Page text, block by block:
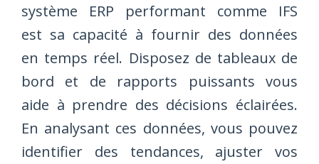
système ERP performant comme IFS
est sa capacité à fournir des données
en temps réel. Disposez de tableaux de
bord et de rapports puissants vous
aide à prendre des décisions éclairées.
En analysant ces données, vous pouvez
identifier des tendances, ajuster vos